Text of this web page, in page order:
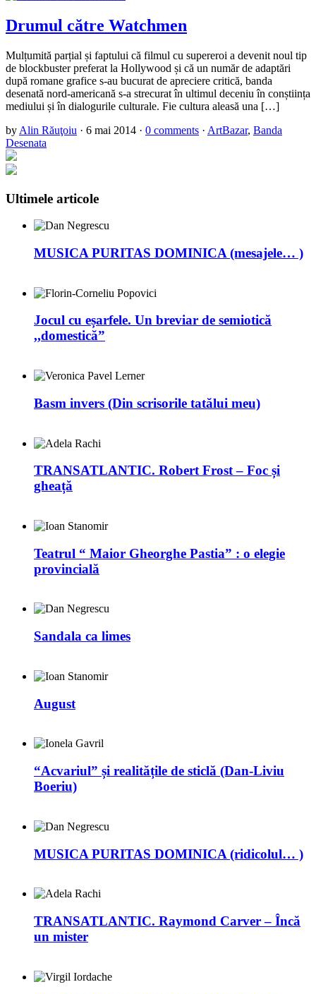
Drumul către Watchmen
Mulțumită parțial și faptului că filmul cu supereroi a devenit noul tip
de blockbuster preferat la Hollywood și că un număr de adaptări
după romane grafice s-au bucurat de apreciere critică, banda
desenată nord-americană s-a strecurat în ultimul deceniu în conștiința
mediului și în dialogurile culturale. Fie cultura aleasă una […]
by Alin Răuţoiu · 6 mai 2014 · 0 comments · ArtBazar, Banda
Desenata
Ultimele articole
MUSICA PURITAS DOMINICA (mesajele… )
Jocul cu eșarfele. Un breviar de semiotică
,,domestică”
Basm invers (Din scrisorile tatălui meu)
TRANSATLANTIC. Robert Frost – Foc și
gheață
Teatrul “ Maior Gheorghe Pastia” : o elegie
provincială
Sandala ca limes
August
“Acvariul” și realitățile de sticlă (Dan-Liviu
Boeriu)
MUSICA PURITAS DOMINICA (ridicolul… )
TRANSATLANTIC. Raymond Carver – Încă
un mister